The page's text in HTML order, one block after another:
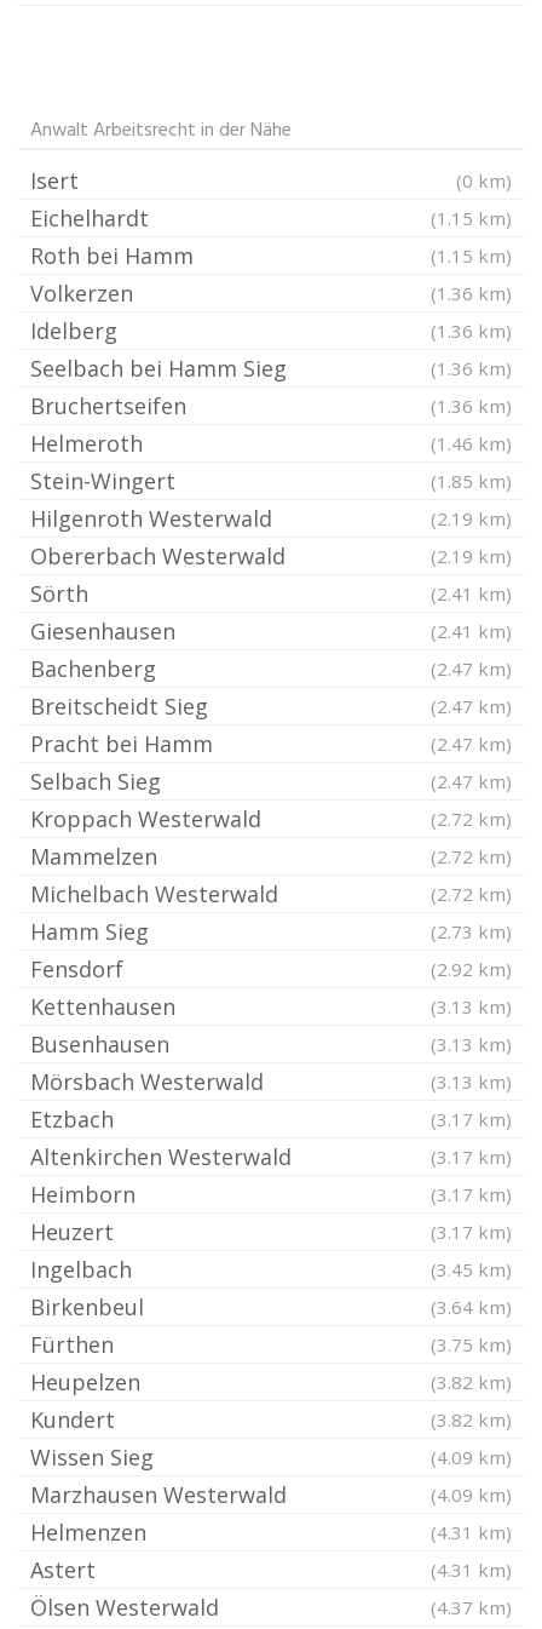
Anwalt Arbeitsrecht in der Nähe
Isert (0 km)
Eichelhardt (1.15 km)
Roth bei Hamm (1.15 km)
Volkerzen (1.36 km)
Idelberg (1.36 km)
Seelbach bei Hamm Sieg (1.36 km)
Bruchertseifen (1.36 km)
Helmeroth (1.46 km)
Stein-Wingert (1.85 km)
Hilgenroth Westerwald (2.19 km)
Obererbach Westerwald (2.19 km)
Sörth (2.41 km)
Giesenhausen (2.41 km)
Bachenberg (2.47 km)
Breitscheidt Sieg (2.47 km)
Pracht bei Hamm (2.47 km)
Selbach Sieg (2.47 km)
Kroppach Westerwald (2.72 km)
Mammelzen (2.72 km)
Michelbach Westerwald (2.72 km)
Hamm Sieg (2.73 km)
Fensdorf (2.92 km)
Kettenhausen (3.13 km)
Busenhausen (3.13 km)
Mörsbach Westerwald (3.13 km)
Etzbach (3.17 km)
Altenkirchen Westerwald (3.17 km)
Heimborn (3.17 km)
Heuzert (3.17 km)
Ingelbach (3.45 km)
Birkenbeul (3.64 km)
Fürthen (3.75 km)
Heupelzen (3.82 km)
Kundert (3.82 km)
Wissen Sieg (4.09 km)
Marzhausen Westerwald (4.09 km)
Helmenzen (4.31 km)
Astert (4.31 km)
Ölsen Westerwald (4.37 km)